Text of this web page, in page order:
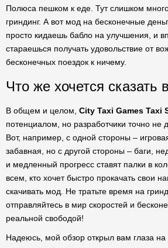
Полюса пешком к еде. Тут слишком
гриндинг. А вот мод на бесконечные
просто кидаешь бабло на улучшения, и
стараешься получать удовольствие от
бесконечных поездок к ничему.
Что же хочется сказать
В общем и целом, City Taxi Games Taxi
потенциалом, но разработчики точно не
Вот, например, с одной стороны –
забавная, но с другой стороны – баги,
и медленный прогресс ставят палки в
всем, кто хочет быстро прокачать свои
скачивать мод. Не тратьте время на
отправляйтесь в мир скоростей и
реальной свободой!
Надеюсь, мой обзор открыл вам глаза на